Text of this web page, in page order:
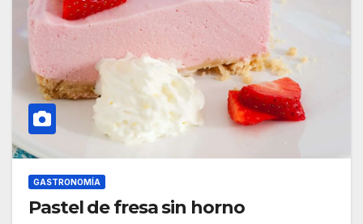
GASTRONOMÍA
Pastel de fresa sin horno